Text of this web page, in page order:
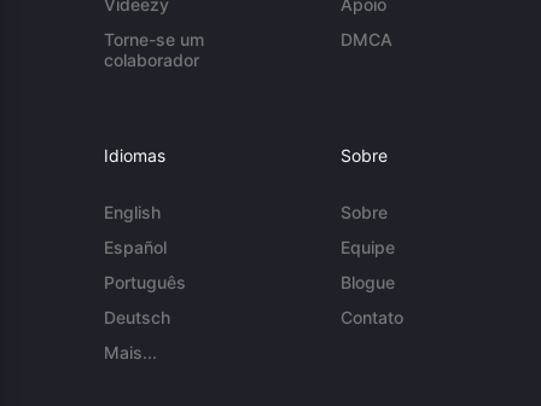
Videezy
Torne-se um
colaborador
Apoio
DMCA
Idiomas
English
Español
Português
Deutsch
Mais...
Sobre
Sobre
Equipe
Blogue
Contato